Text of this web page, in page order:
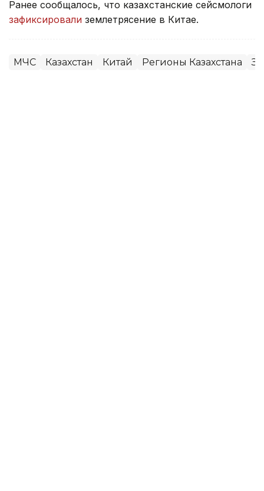
Ранее сообщалось, что казахстанские сейсмологи
зафиксировали землетрясение в Китае.
МЧС Казахстан Китай Регионы Казахстана